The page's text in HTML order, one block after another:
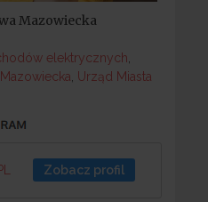
Mazowiecka
elektrycznych,
, Urząd Miasta
Zobacz profil